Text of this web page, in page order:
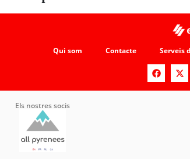
Qui som Contacte Serveis
Els nostres socis